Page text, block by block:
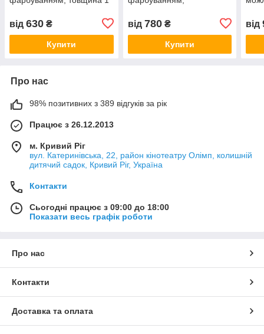
від 630 ₴
Купити
товщина 1 мм (500х500)
від 780₴
Купити
від
Про нас
98% позитивних з 389 відгуків за рік
Працює з 26.12.2013
м. Кривий Ріг
вул. Катеринівська, 22, район кінотеатру Олімп, колишній
дитячий садок, Кривий Ріг, Україна
Контакти
Сьогодні працює з 09:00 до 18:00
Показати весь графік роботи
Про нас
Контакти
Доставка та оплата